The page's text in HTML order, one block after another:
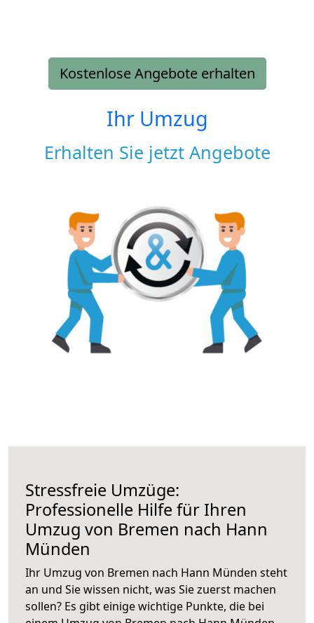
Kostenlose Angebote erhalten
Ihr Umzug
Erhalten Sie jetzt Angebote
Stressfreie Umzüge:
Professionelle Hilfe für Ihren
Umzug von Bremen nach Hann
Münden
Ihr Umzug von Bremen nach Hann Münden steht
an und Sie wissen nicht, was Sie zuerst machen
sollen? Es gibt einige wichtige Punkte, die bei